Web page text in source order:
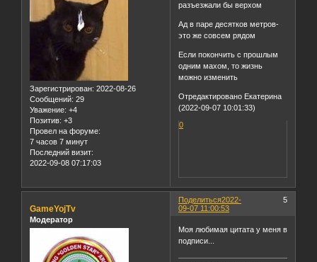
Зарегистрирован: 2022-08-26
Сообщений: 29
Уважение: +4
Позитив: +3
Провел на форуме:
7 часов 7 минут
Последний визит:
2022-09-08 07:17:03
разъезжали бы верхом
Ад в паре десятков метров-
это же совсем рядом
Если покончить с прошлым
одним махом, то жизнь
можно изменить
Отредактировано Екатерина
(2022-09-07 10:01:33)
0
Поделиться 5
2022-
09-07 11:00:53
GameYojTv
Модератор
Моя любимая цитата у меня в
подписи...